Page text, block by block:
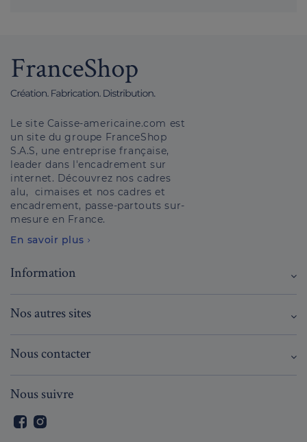
Le site Caisse-americaine.com est
un site du groupe FranceShop
S.A.S, une entreprise française,
leader dans l'encadrement sur
internet. Découvrez nos cadres
alu, cimaises et nos cadres et
encadrement, passe-partouts sur-
mesure en France.
En savoir plus
Information
Nos autres sites
Nous contacter
Nous suivre
Facebook